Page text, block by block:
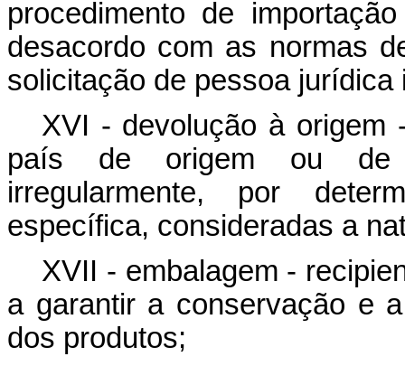
procedimento de
desacordo com as normas
solicitação de pessoa jurídica
XVI - devolução à origem
país de origem ou de
irregularmente, por
específica, consideradas a
XVII - embalagem -
a garantir a conservação e
dos produtos;